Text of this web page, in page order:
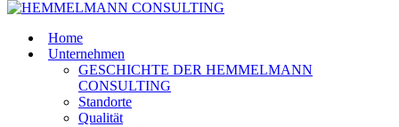
Home
Unternehmen
GESCHICHTE DER HEMMELMANN
CONSULTING
Standorte
Qualität